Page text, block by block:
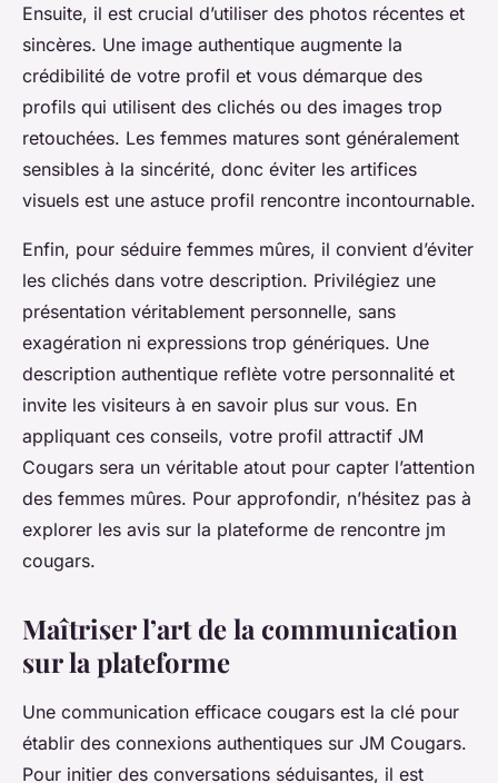
Ensuite, il est crucial d’utiliser des photos récentes et
sincères. Une image authentique augmente la
crédibilité de votre profil et vous démarque des
profils qui utilisent des clichés ou des images trop
retouchées. Les femmes matures sont généralement
sensibles à la sincérité, donc éviter les artifices
visuels est une astuce profil rencontre incontournable.
Enfin, pour séduire femmes mûres, il convient d’éviter
les clichés dans votre description. Privilégiez une
présentation véritablement personnelle, sans
exagération ni expressions trop génériques. Une
description authentique reflète votre personnalité et
invite les visiteurs à en savoir plus sur vous. En
appliquant ces conseils, votre profil attractif JM
Cougars sera un véritable atout pour capter l’attention
des femmes mûres. Pour approfondir, n’hésitez pas à
explorer les avis sur la plateforme de rencontre jm
cougars.
Maîtriser l’art de la communication
sur la plateforme
Une communication efficace cougars est la clé pour
établir des connexions authentiques sur JM Cougars.
Pour initier des conversations séduisantes, il est